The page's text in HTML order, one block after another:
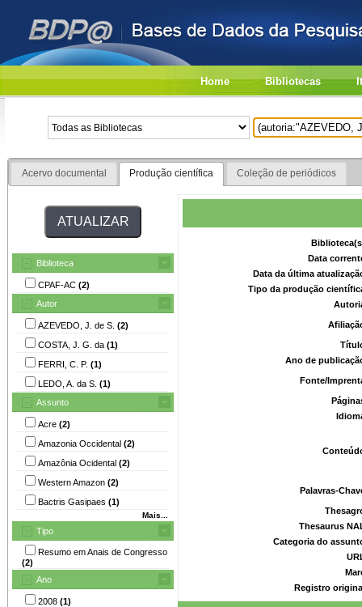
Home Bibliotecas
Acervo documental Produção científica Coleção de periódicos
Biblioteca
CPAF-AC (2)
Autor
AZEVEDO, J. de S. (2)
COSTA, J. G. da (1)
FERRI, C. P. (1)
LEDO, A. da S. (1)
Assunto
Acre (2)
Amazonia Occidental (2)
Amazônia Ocidental (2)
Western Amazon (2)
Bactris Gasipaes (1)
Mais...
Tipo
Resumo em Anais de Congresso
(2)
Ano
2008 (1)
Data
Data da última
Tipo da produção
Ano de
Fonte/
Palavras-
Thesaurus
Categoria do
Registro